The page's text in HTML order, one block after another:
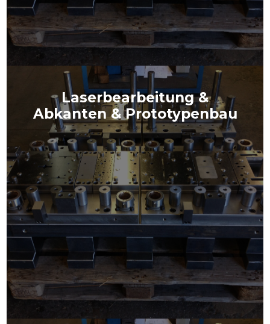
Laserbearbeitung &
Abkanten & Prototypenbau